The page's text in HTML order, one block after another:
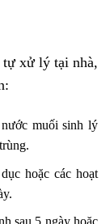
xử lý tại nhà,
muối sinh lý
hoặc các hoạt